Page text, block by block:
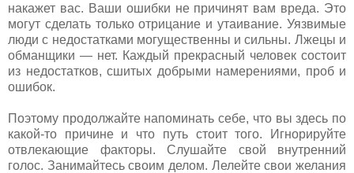
накажет вас. Ваши ошибки не причинят вам вреда. Это
могут сделать только отрицание и утаивание. Уязвимые
люди с недостатками могущественны и сильны. Лжецы и
обманщики — нет. Каждый прекрасный человек состоит
из недостатков, сшитых добрыми намерениями, проб и
ошибок.
Поэтому продолжайте напоминать себе, что вы здесь по
какой-то причине и что путь стоит того. Игнорируйте
отвлекающие факторы. Слушайте свой внутренний
голос. Занимайтесь своим делом. Лелейте свои желания